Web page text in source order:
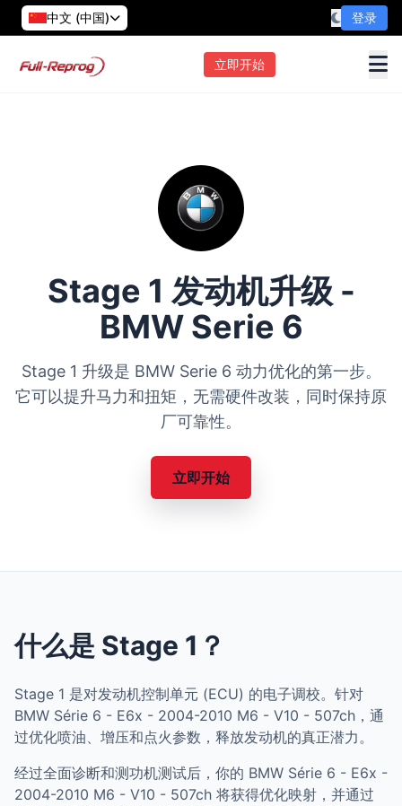
中文 (中国) 登录
立即开始
Stage 1 发动机升级 -
BMW Serie 6
Stage 1 升级是 BMW Serie 6 动力优化的第一步。
它可以提升马力和扭矩，无需硬件改装，同时保持原
厂可靠性。
立即开始
什么是 Stage 1？
Stage 1 是对发动机控制单元 (ECU) 的电子调校。针对
BMW Série 6 - E6x - 2004-2010 M6 - V10 - 507ch，通
过优化喷油、增压和点火参数，释放发动机的真正潜力。
经过全面诊断和测功机测试后，你的 BMW Série 6 - E6x -
2004-2010 M6 - V10 - 507ch 将获得优化映射，并通过